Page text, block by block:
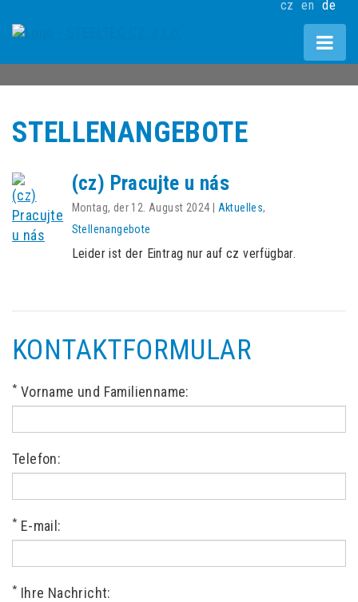
cz en de
STELLENANGEBOTE
(cz) Pracujte u nás
Montag, der 12. August 2024 Aktuelles,
Stellenangebote
Leider ist der Eintrag nur auf cz verfügbar.
KONTAKTFORMULAR
* Vorname und Familienname:
Telefon:
* E-mail:
* Ihre Nachricht: